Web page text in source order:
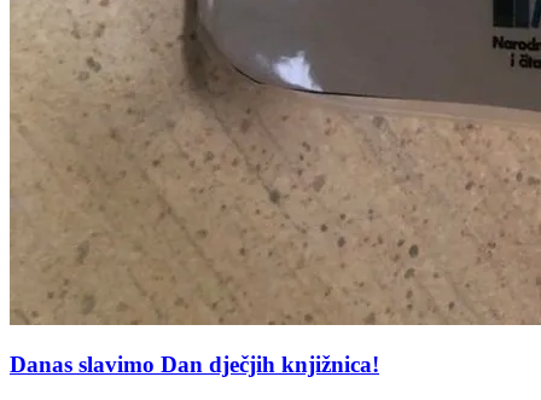
Danas slavimo Dan dječjih knjižnica!